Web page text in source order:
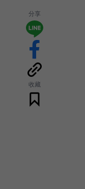
分享
收藏